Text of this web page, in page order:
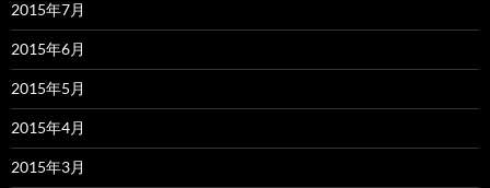
2015年7月
2015年6月
2015年5月
2015年4月
2015年3月